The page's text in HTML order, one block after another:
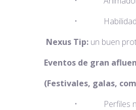
• Habilidades
Nexus Tip: un buen
Eventos de gran
(Festivales, galas,
• Perfiles